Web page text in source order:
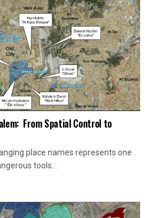
From Spatial Control to
place names represents one
tools...